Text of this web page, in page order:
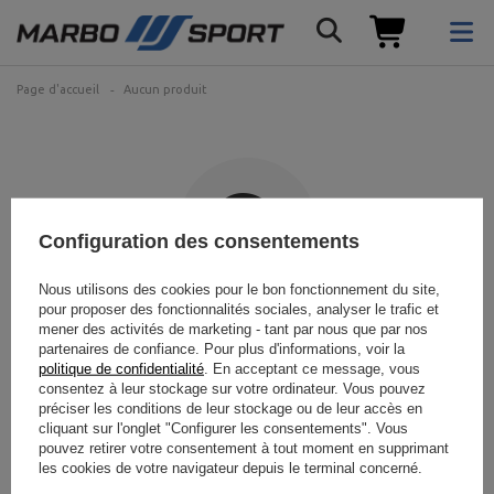
Page d'accueil Aucun produit
Le produit recherché n'a pas
été trouvé.
Essayez de spécifier des paramètres plus précis. Veuillez utiliser
de recherche avancé.
Configuration des consentements
Nous utilisons des cookies pour le bon fonctionnement du site,
pour proposer des fonctionnalités sociales, analyser le trafic et
mener des activités de marketing - tant par nous que par nos
partenaires de confiance. Pour plus d'informations, voir la
politique de confidentialité . En acceptant ce message, vous
consentez à leur stockage sur votre ordinateur. Vous pouvez
préciser les conditions de leur stockage ou de leur accès en
cliquant sur l'onglet "Configurer les consentements". Vous
pouvez retirer votre consentement à tout moment en supprimant
les cookies de votre navigateur depuis le terminal concerné.